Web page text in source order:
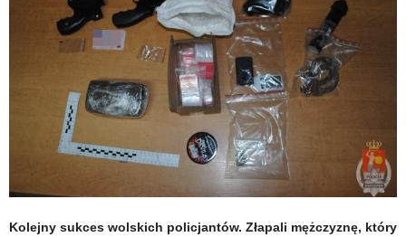
Kolejny sukces wolskich policjantów. Złapali mężczyznę, który